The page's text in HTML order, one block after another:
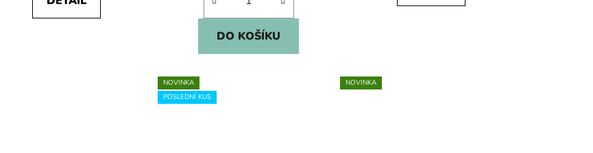
DO KOŠÍKU
NOVINKA
POSLEDNÍ KUS
NOVINKA